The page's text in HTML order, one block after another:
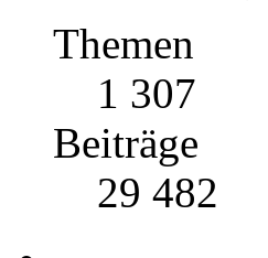
Themen
1 307
Beiträge
29 482